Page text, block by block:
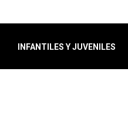
INFANTILES Y JUVENILES